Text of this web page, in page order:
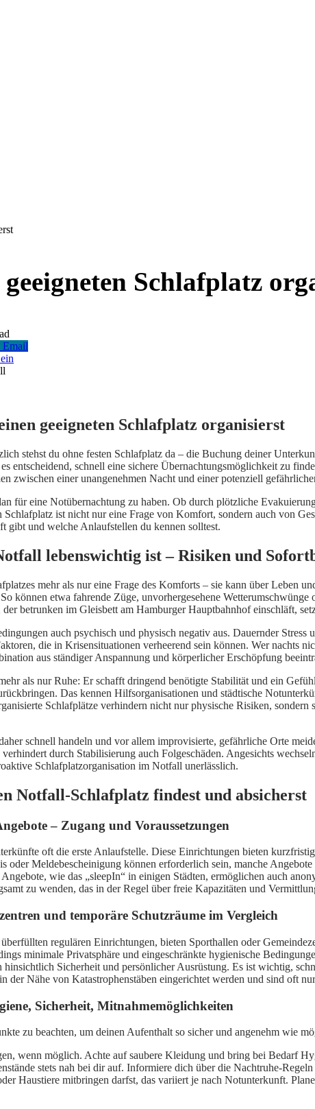
Schlafplatz
Email
geeigneten Schlafplatz organisierst
stehst du ohne festen Schlafplatz da – die Buchung deiner
entscheidend, schnell eine sichere Übernachtungsmöglichkeit zu
zwischen einer unangenehmen Nacht und einer potenziell
für eine Notübernachtung zu haben. Ob durch plötzliche
ist nicht nur eine Frage von Komfort, sondern auch von
gibt und welche Anlaufstellen du kennen solltest.
lebenswichtig ist – Risiken und
mehr als nur eine Frage des Komforts – sie kann über Leben
können etwa fahrende Züge, unvorhergesehene
betrunken im Gleisbett am Hamburger Hauptbahnhof einschläft,
auch psychisch und physisch negativ aus. Dauernder
die in Krisensituationen verheerend sein können. Wer nachts
aus ständiger Anspannung und körperlicher Erschöpfung
als nur Ruhe: Er schafft dringend benötigte Stabilität und ein
Das kennen Hilfsorganisationen und städtische
Schlafplätze verhindern nicht nur physische Risiken,
schnell handeln und vor allem improvisierte, gefährliche Orte
durch Stabilisierung auch Folgeschäden. Angesichts
Schlafplatzorganisation im Notfall unerlässlich.
Notfall-Schlafplatz findest und absicherst
– Zugang und Voraussetzungen
oft die erste Anlaufstelle. Diese Einrichtungen bieten
oder Meldebescheinigung können erforderlich sein, manche
wie das „sleepIn“ in einigen Städten, ermöglichen auch
zu wenden, das in der Regel über freie Kapazitäten und
und temporäre Schutzräume im Vergleich
regulären Einrichtungen, bieten Sporthallen oder
minimale Privatsphäre und eingeschränkte hygienische
hinsichtlich Sicherheit und persönlicher Ausrüstung. Es ist wichtig,
der Nähe von Katastrophenstäben eingerichtet werden und sind oft
Sicherheit, Mitnahmemöglichkeiten
zu beachten, um deinen Aufenthalt so sicher und angenehm wie
wenn möglich. Achte auf saubere Kleidung und bring bei Bedarf
stets nah bei dir auf. Informiere dich über die Nachtruhe-
Haustiere mitbringen darfst, das variiert je nach Notunterkunft.